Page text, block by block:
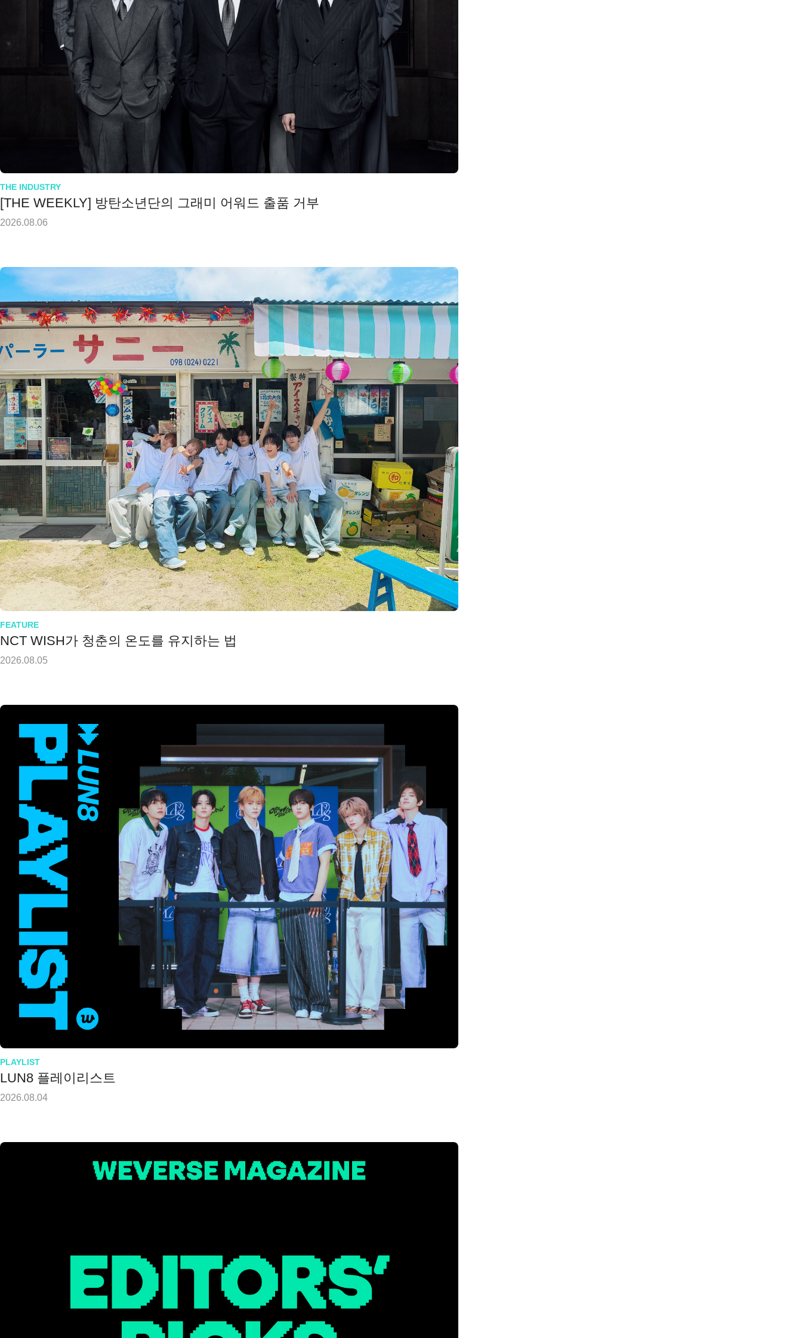
THE INDUSTRY
[THE WEEKLY] 방탄소년단의 그래미 어워드 출품 거부
2026.08.06
FEATURE
NCT WISH가 청춘의 온도를 유지하는 법
2026.08.05
PLAYLIST
LUN8 플레이리스트
2026.08.04